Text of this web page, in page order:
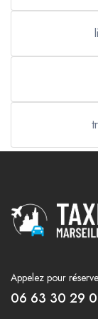
Appelez pour
06 63 30 29